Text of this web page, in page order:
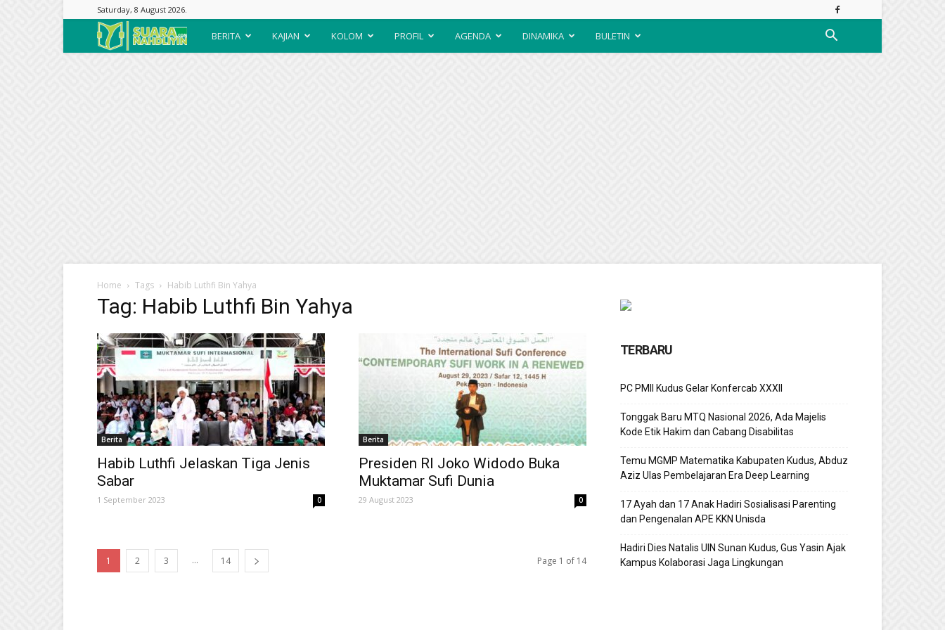
Saturday, 8 August 2026.
Suara
BERITA KAJIAN KOLOM PROFIL AGENDA DINAMIKA BULETIN
Home Tags Habib Luthfi Bin Yahya
Tag: Habib Luthfi Bin Yahya
Berita
Habib Luthfi Jelaskan Tiga Jenis
Sabar
1 September 2023 0
Berita
Presiden RI Joko Widodo Buka
Muktamar Sufi Dunia
29 August 2023 0
1 2 3 ... 14 Page 1 of 14
TERBARU
PC PMII Kudus Gelar Konfercab XXXII
Tonggak Baru MTQ Nasional 2026, Ada Majelis
Kode Etik Hakim dan Cabang Disabilitas
Temu MGMP Matematika Kabupaten Kudus, Abduz
Aziz Ulas Pembelajaran Era Deep Learning
17 Ayah dan 17 Anak Hadiri Sosialisasi Parenting
dan Pengenalan APE KKN Unisda
Hadiri Dies Natalis UIN Sunan Kudus, Gus Yasin Ajak
Kampus Kolaborasi Jaga Lingkungan